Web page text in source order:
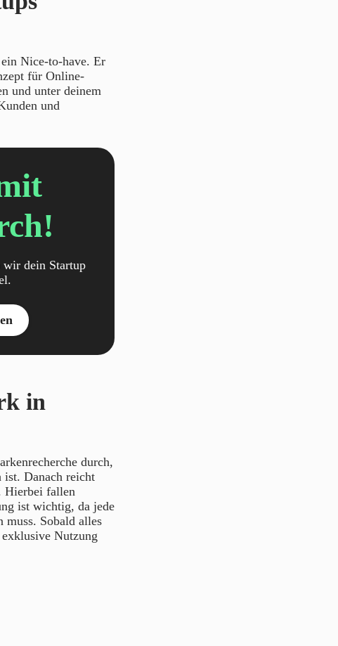
Nice-to-have. Er
für Online-
und unter deinem
und
wir dein Startup
in
durch,
ist. Danach reicht
Hierbei fallen
ist wichtig, da jede
muss. Sobald alles
Nutzung